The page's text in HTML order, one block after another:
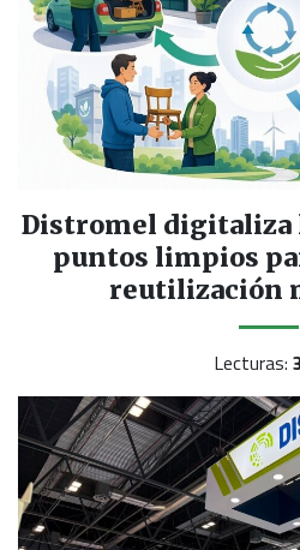
Distromel digitaliza
puntos limpios
reutilización
Lecturas: